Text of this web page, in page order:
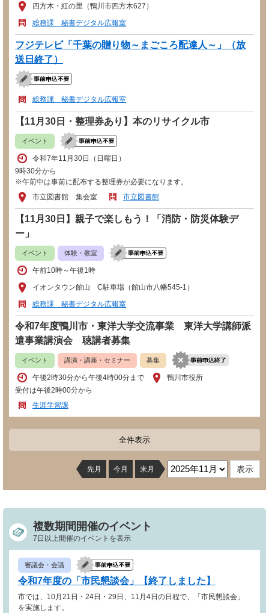
四方木・紅の里（鴨川市四方木627）
総務課 秘書デジタル広報室
フジテレビ「千葉の贈り物～まごころ配達人～」（放
送日終了）
総務課 秘書デジタル広報室
【11月30日・整理券あり】本のリサイクル市
イベント
令和7年11月30日（日曜日）
9時30分から
※午前中は事前に配布する整理券が必要になります。
市立図書館 集会室
市立図書館
【11月30日】親子で楽しもう！「消防・防災体験デ
ー」
イベント 体験・教室
午前10時～午後1時
イオンタウン館山 C駐車場（館山市八幡545-1）
総務課 秘書デジタル広報室
令和7年度鴨川市・東洋大学交流事業 東洋大学講師派
遣事業講演会 聴講者募集
イベント 講演・講座・セミナー 募集
午後2時30分から午後4時00分まで
受付は午後2時00分から
鴨川市役所
生涯学習課
全件表示
先月 今月 来月
複数期間開催のイベント
7日以上開催のイベントを表示
審議会・会議
令和7年度の「市民懇談会」【終了しました】
市では、10月21日・24日・29日、11月4日の日程で、「市民懇談会」
を実施します。